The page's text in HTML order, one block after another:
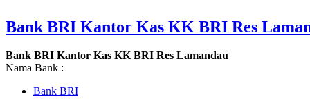
Bank BRI Kantor Kas KK BRI Res
Bank BRI Kantor Kas KK BRI Res Lamandau
Nama Bank :
Bank BRI